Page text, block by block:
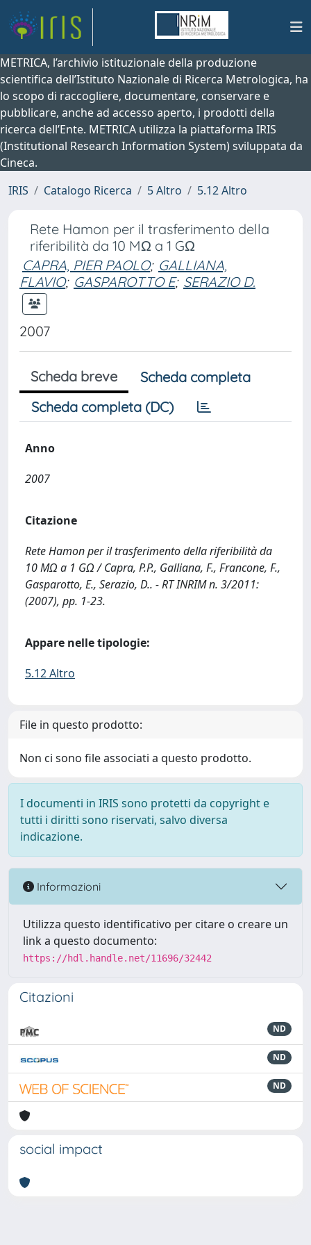
METRICA, l’archivio istituzionale della produzione
scientifica dell’Istituto Nazionale di Ricerca Metrologica, ha
lo scopo di raccogliere, documentare, conservare e
pubblicare, anche ad accesso aperto, i prodotti della
ricerca dell’Ente. METRICA utilizza la piattaforma IRIS
(Institutional Research Information System) sviluppata da
Cineca.
IRIS
Catalogo Ricerca 5 Altro 5.12 Altro
Rete Hamon per il trasferimento della
riferibilità da 10 MΩ a 1 GΩ
CAPRA, PIER PAOLO; GALLIANA,
FLAVIO; GASPAROTTO E; SERAZIO D.
2007
Scheda breve
Scheda completa
Scheda completa (DC)
Anno
2007
Citazione
Rete Hamon per il trasferimento della riferibilità da
10 MΩ a 1 GΩ / Capra, P.P., Galliana, F., Francone, F.,
Gasparotto, E., Serazio, D.. - RT INRIM n. 3/2011:
(2007), pp. 1-23.
Appare nelle tipologie:
5.12 Altro
File in questo prodotto:
Non ci sono file associati a questo prodotto.
I documenti in IRIS sono protetti da copyright e
tutti i diritti sono riservati, salvo diversa
indicazione.
Informazioni
Utilizza questo identificativo per citare o creare un
link a questo documento:
https://hdl.handle.net/11696/32442
Citazioni
ND
ND
ND
social impact